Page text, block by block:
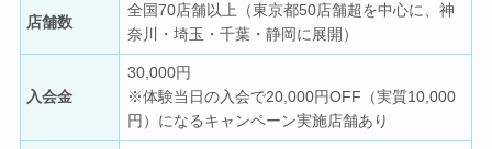
店舗数
全国70店舗以上（東京都50店舗超を中心に、神
奈川・埼玉・千葉・静岡に展開）
入会金
30,000円
※体験当日の入会で20,000円OFF（実質10,000
円）になるキャンペーン実施店舗あり